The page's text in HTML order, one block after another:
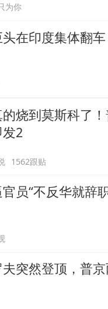
为你
在印度集体翻
烧到莫斯科了
2
1562跟贴
员“不反华就辞
突然登顶，普